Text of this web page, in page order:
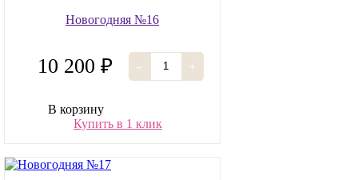
Новогодняя №16
10 200 ₽ - +
В корзину
Купить в 1 клик